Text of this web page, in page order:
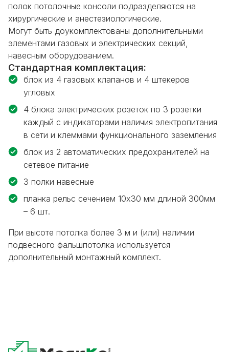
полок потолочные консоли подразделяются на
хирургические и анестезиологические.
Могут быть доукомплектованы дополнительными
элементами газовых и электрических секций,
навесным оборудованием.
Стандартная комплектация:
блок из 4 газовых клапанов и 4 штекеров
угловых
4 блока электрических розеток по 3 розетки
каждый с индикаторами наличия электропитания
в сети и клеммами функционального заземления
блок из 2 автоматических предохранителей на
сетевое питание
3 полки навесные
планка рельс сечением 10х30 мм длиной 300мм
– 6 шт.
При высоте потолка более 3 м и (или) наличии
подвесного фальшпотолка используется
дополнительный монтажный комплект.